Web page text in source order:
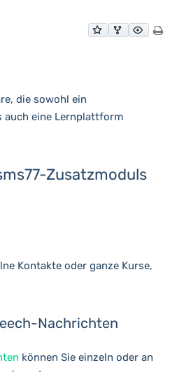
die sowohl ein
auch eine Lernplattform
Zusatzmoduls
Kontakte oder ganze Kurse,
Nachrichten
können Sie einzeln oder an